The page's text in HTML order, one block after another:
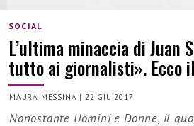
SOCIAL
L’ultima minaccia di Juan
tutto ai giornalisti». Ecco
MAURA MESSINA | 22 GIU 2017
Nonostante Uomini e Donne, il